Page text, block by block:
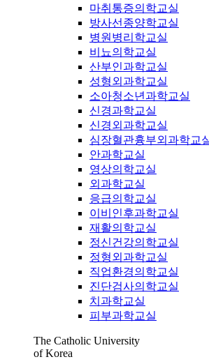
마취통증의학교실
방사선종양학교실
병원병리학교실
비뇨의학교실
산부인과학교실
성형외과학교실
소아청소년과학교실
신경과학교실
신경외과학교실
심장혈관흉부외과학교
안과학교실
영상의학교실
외과학교실
응급의학교실
이비인후과학교실
재활의학교실
정신건강의학교실
정형외과학교실
직업환경의학교실
진단검사의학교실
치과학교실
피부과학교실
The Catholic University
of Korea